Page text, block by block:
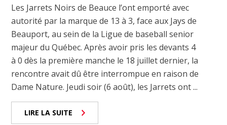
Les Jarrets Noirs de Beauce l’ont emporté avec
autorité par la marque de 13 à 3, face aux Jays de
Beauport, au sein de la Ligue de baseball senior
majeur du Québec. Après avoir pris les devants 4
à 0 dès la première manche le 18 juillet dernier, la
rencontre avait dû être interrompue en raison de
Dame Nature. Jeudi soir (6 août), les Jarrets ont ...
LIRE LA SUITE